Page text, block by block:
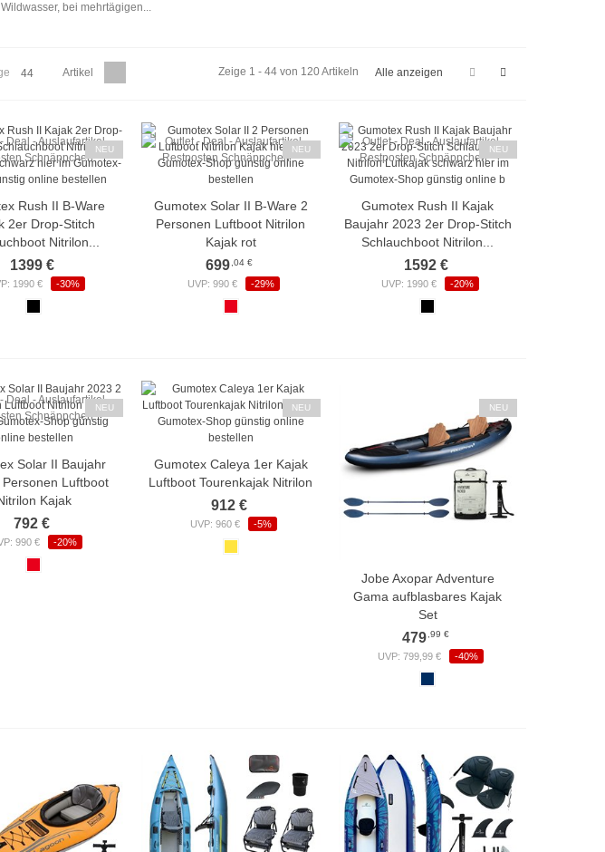
bei mehrtägigen...
44 Artikel Alle anzeigen
Zeige 1 - 44 von 120 Artikeln
NEU
Rush II B-Ware
2er Drop-Stitch
Nitrilon...
1399 €
1990 € -30%
NEU
Gumotex Solar II B-Ware 2
Personen Luftboot Nitrilon
Kajak rot
699 ,04 €
UVP: 990 € -29%
NEU
Gumotex Rush II Kajak
Baujahr 2023 2er Drop-Stitch
Schlauchboot Nitrilon...
1592 €
UVP: 1990 € -20%
NEU
Solar II Baujahr
Personen Luftboot
Kajak
792 €
990 € -20%
NEU
Gumotex Caleya 1er Kajak
Luftboot Tourenkajak Nitrilon
912 €
UVP: 960 € -5%
NEU
Jobe Axopar Adventure
Gama aufblasbares Kajak
Set
479,99 €
UVP: 799,99 € -40%